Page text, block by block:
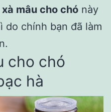
mâu cho chó này
do chính bạn đã làm
cho chó
hà